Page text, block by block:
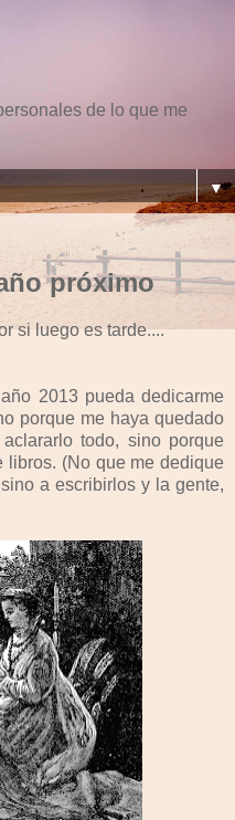
de lo que me
▼
próximo
si luego es tarde....
2013 pueda dedicarme
porque me haya quedado
todo, sino porque
libros. (No que me dedique
a escribirlos y la gente,